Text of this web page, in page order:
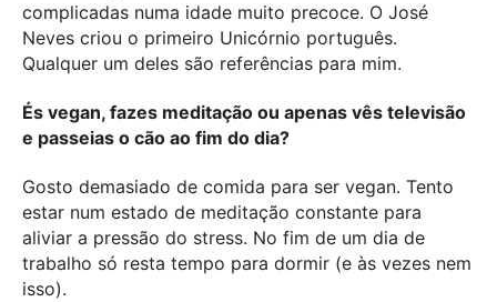
complicadas numa idade muito precoce. O José
Neves criou o primeiro Unicórnio português.
Qualquer um deles são referências para mim.
És vegan, fazes meditação ou apenas vês televisão
e passeias o cão ao fim do dia?
Gosto demasiado de comida para ser vegan. Tento
estar num estado de meditação constante para
aliviar a pressão do stress. No fim de um dia de
trabalho só resta tempo para dormir (e às vezes nem
isso).